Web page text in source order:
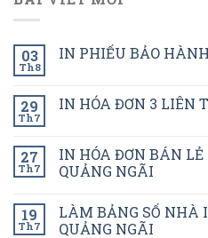
03
Th8
IN PHIẾU BẢO
29
Th7
IN HÓA ĐƠN 3 LIÊN
27
Th7
IN HÓA ĐƠN BÁN
QUẢNG NGÃI
19
Th7
LÀM BẢNG SỐ NHÀ
QUẢNG NGÃI